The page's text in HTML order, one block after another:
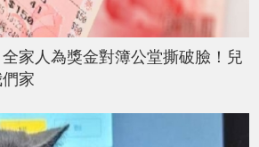
家人為獎金對簿公堂撕破臉！兒
家